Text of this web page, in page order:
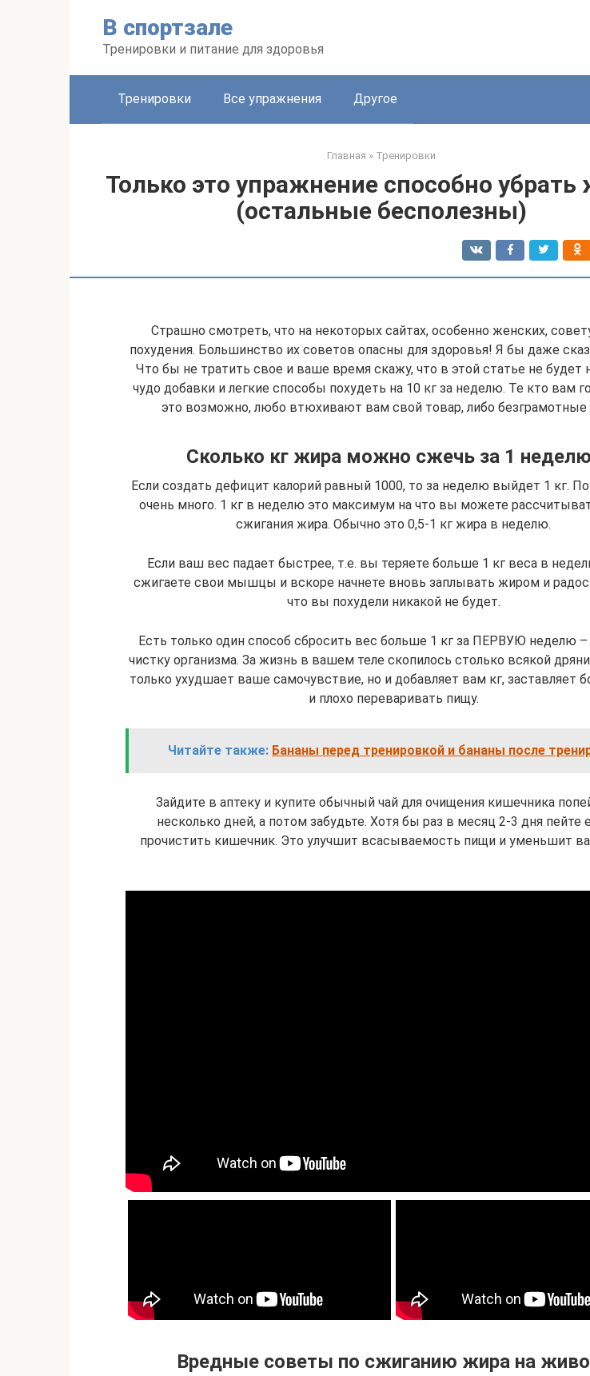
В спортзале
Тренировки и питание для здоровья
Тренировки Все упражнения Другое
Главная » Тренировки
Только это упражнение способно убрать
(остальные бесполезны)
Страшно смотреть, что на некоторых сайтах, особенно женских,
похудения. Большинство их советов опасны для здоровья! Я бы даже
Что бы не тратить свое и ваше время скажу, что в этой статье не будет
чудо добавки и легкие способы похудеть на 10 кг за неделю. Те кто вам
это возможно, любо втюхивают вам свой товар, либо
Сколько кг жира можно сжечь за 1
Если создать дефицит калорий равный 1000, то за неделю выйдет 1 кг.
очень много. 1 кг в неделю это максимум на что вы можете
сжигания жира. Обычно это 0,5-1 кг жира в неделю.
Если ваш вес падает быстрее, т.е. вы теряете больше 1 кг веса в
сжигаете свои мышцы и вскоре начнете вновь заплывать жиром и
что вы похудели никакой не будет.
Есть только один способ сбросить вес больше 1 кг за ПЕРВУЮ неделю
чистку организма. За жизнь в вашем теле скопилось столько всякой
только ухудшает ваше самочувствие, но и добавляет вам кг, заставляет
и плохо переваривать пищу.
Читайте также: Бананы перед тренировкой и бананы после
Зайдите в аптеку и купите обычный чай для очищения кишечника
несколько дней, а потом забудьте. Хотя бы раз в месяц 2-3 дня пейте
прочистить кишечник. Это улучшит всасываемость пищи и уменьшит
Вредные советы по сжиганию жира на